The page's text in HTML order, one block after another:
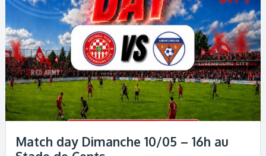
Match day Dimanche 10/05 – 16h au